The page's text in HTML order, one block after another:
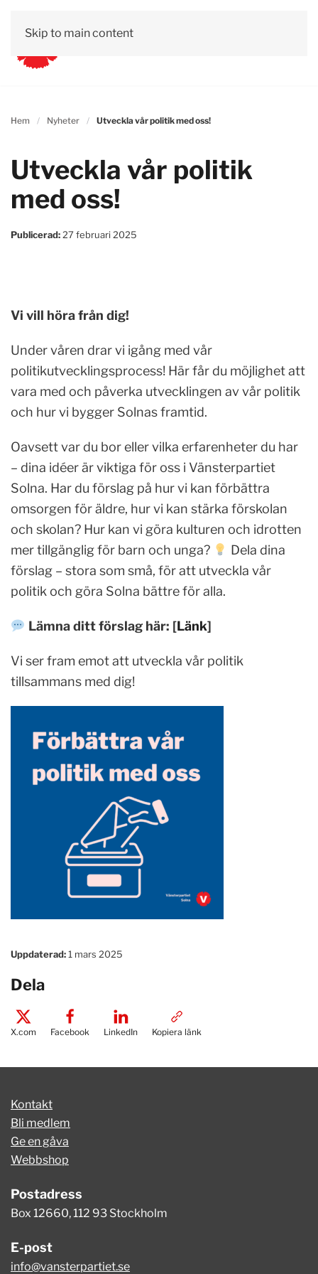
Skip to main content
Hem Nyheter Utveckla vår politik med oss!
Utveckla vår politik
med oss!
Publicerad: 27 februari 2025
Vi vill höra från dig!
Under våren drar vi igång med vår
politikutvecklingsprocess! Här får du möjlighet att
vara med och påverka utvecklingen av vår politik
och hur vi bygger Solnas framtid.
Oavsett var du bor eller vilka erfarenheter du har
– dina idéer är viktiga för oss i Vänsterpartiet
Solna. Har du förslag på hur vi kan förbättra
omsorgen för äldre, hur vi kan stärka förskolan
och skolan? Hur kan vi göra kulturen och idrotten
mer tillgänglig för barn och unga?
Dela dina
förslag – stora som små, för att utveckla vår
politik och göra Solna bättre för alla.
Lämna ditt förslag här: [Länk]
Vi ser fram emot att utveckla vår politik
tillsammans med dig!
Uppdaterad:1 mars 2025
Dela
X.com Facebook LinkedIn Kopiera länk
Kontakt
Bli medlem
Ge en gåva
Webbshop
Postadress
Box 12660, 112 93 Stockholm
E-post
info@vansterpartiet.se